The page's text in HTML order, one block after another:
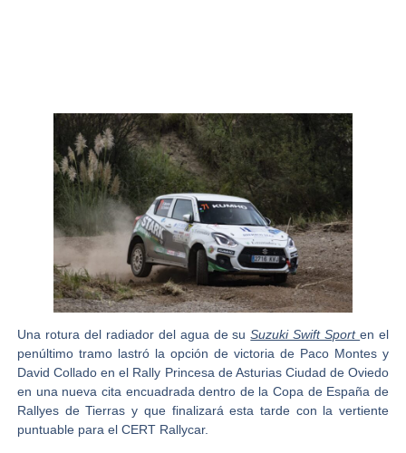
Una rotura del radiador del agua de suSuzuki Swift Sporten el
penúltimo tramo lastró la opción de victoria de Paco Montes y
David Collado en el Rally Princesa de Asturias Ciudad de Oviedo
en una nueva cita encuadrada dentro de la Copa de España de
Rallyes de Tierrasy que finalizará esta tarde con la vertiente
puntuable para elCERT Rallycar.